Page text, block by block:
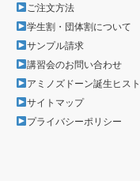
ご注文方法
学生割・団体割について
サンプル請求
講習会のお問い合わせ
アミノズドーン誕生ヒス
サイトマップ
プライバシーポリシー